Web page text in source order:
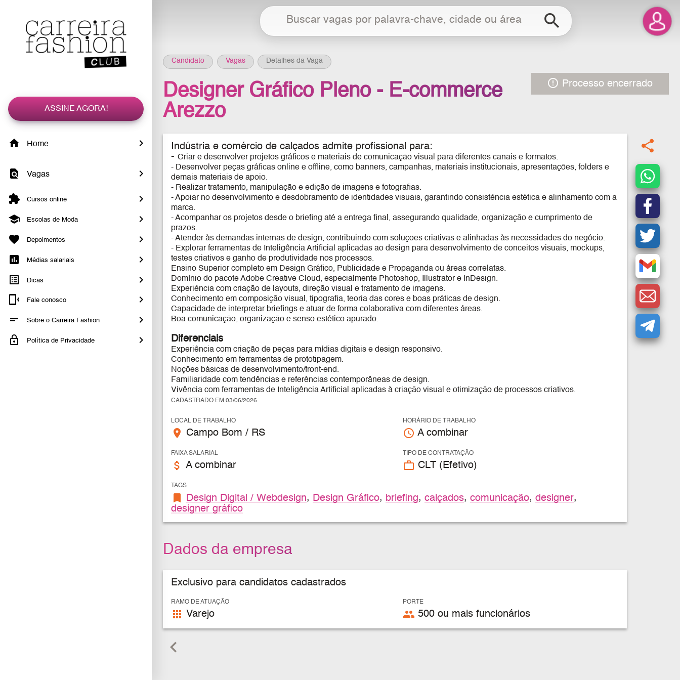
ASSINE AGORA!
Home
Vagas
Cursos online
Escolas de Moda
Depoimentos
Médias salariais
Dicas
Fale conosco
Sobre o Carreira Fashion
Política de Privacidade
search
Candidato Vagas Detalhes da Vaga
error_outline Processo encerrado
Designer Gráfico Pleno - E-commerce
Arezzo
Indústria e comércio de calçados admite profissional para:
- Criar e desenvolver projetos gráficos e materiais de comunicação visual para diferentes canais e formatos.
- Desenvolver peças gráficas online e offline, como banners, campanhas, materiais institucionais, apresentações, folders e
demais materiais de apoio.
- Realizar tratamento, manipulação e edição de imagens e fotografias.
- Apoiar no desenvolvimento e desdobramento de identidades visuais, garantindo consistência estética e alinhamento com a
marca.
- Acompanhar os projetos desde o briefing até a entrega final, assegurando qualidade, organização e cumprimento de
prazos.
- Atender às demandas internas de design, contribuindo com soluções criativas e alinhadas às necessidades do negócio.
- Explorar ferramentas de Inteligência Artificial aplicadas ao design para desenvolvimento de conceitos visuais, mockups,
testes criativos e ganho de produtividade nos processos.
Ensino Superior completo em Design Gráfico, Publicidade e Propaganda ou áreas correlatas.
Domínio do pacote Adobe Creative Cloud, especialmente Photoshop, Illustrator e InDesign.
Experiência com criação de layouts, direção visual e tratamento de imagens.
Conhecimento em composição visual, tipografia, teoria das cores e boas práticas de design.
Capacidade de interpretar briefings e atuar de forma colaborativa com diferentes áreas.
Boa comunicação, organização e senso estético apurado.
Diferenciais
Experiência com criação de peças para mídias digitais e design responsivo.
Conhecimento em ferramentas de prototipagem.
Noções básicas de desenvolvimento/front-end.
Familiaridade com tendências e referências contemporâneas de design.
Vivência com ferramentas de Inteligência Artificial aplicadas à criação visual e otimização de processos criativos.
CADASTRADO EM 03/06/2026
LOCAL DE TRABALHO
place Campo Bom / RS
HORÁRIO DE TRABALHO
access_time A combinar
FAIXA SALARIAL
attach_money A combinar
TIPO DE CONTRATAÇÃO
work_outline CLT (Efetivo)
TAGS
bookmark Design Digital / Webdesign, Design Gráfico, briefing, calçados, comunicação, designer,
designer gráfico
Dados da empresa
Exclusivo para candidatos cadastrados
RAMO DE ATUAÇÃO
apps Varejo
PORTE
people 500 ou mais funcionários
keyboard_arrow_left
share